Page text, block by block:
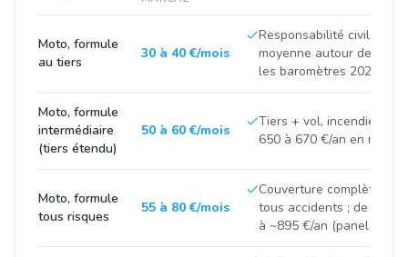
Moto, formule
au tiers
30 à 40 €/mois
Responsabilité civile
moyenne autour de 420
les baromètres 2025.
Moto, formule
intermédiaire
(tiers étendu)
50 à 60 €/mois
Tiers + vol, incendie,
650 à 670 €/an en
Moto, formule
tous risques
55 à 80 €/mois
Couverture complète
tous accidents ; de ~600
à ~895 €/an (panel gros